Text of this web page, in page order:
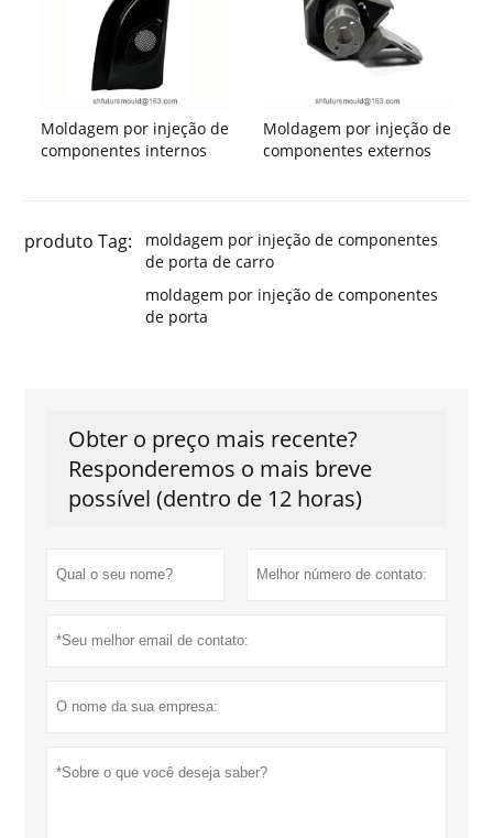
Moldagem por injeção de
componentes internos
Moldagem por injeção de
componentes externos
produto Tag:
moldagem por injeção de componentes
de porta de carro
moldagem por injeção de componentes
de porta
Obter o preço mais recente?
Responderemos o mais breve
possível (dentro de 12 horas)